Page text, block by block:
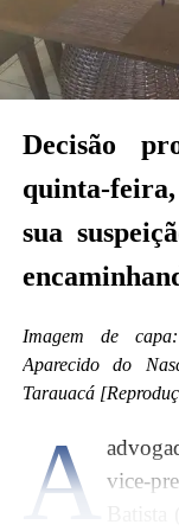
Lima ou Dr
(magistrados da
Decisão
quinta-
sua
Imagem de
Aparecido do
Tarauacá
A
vice-